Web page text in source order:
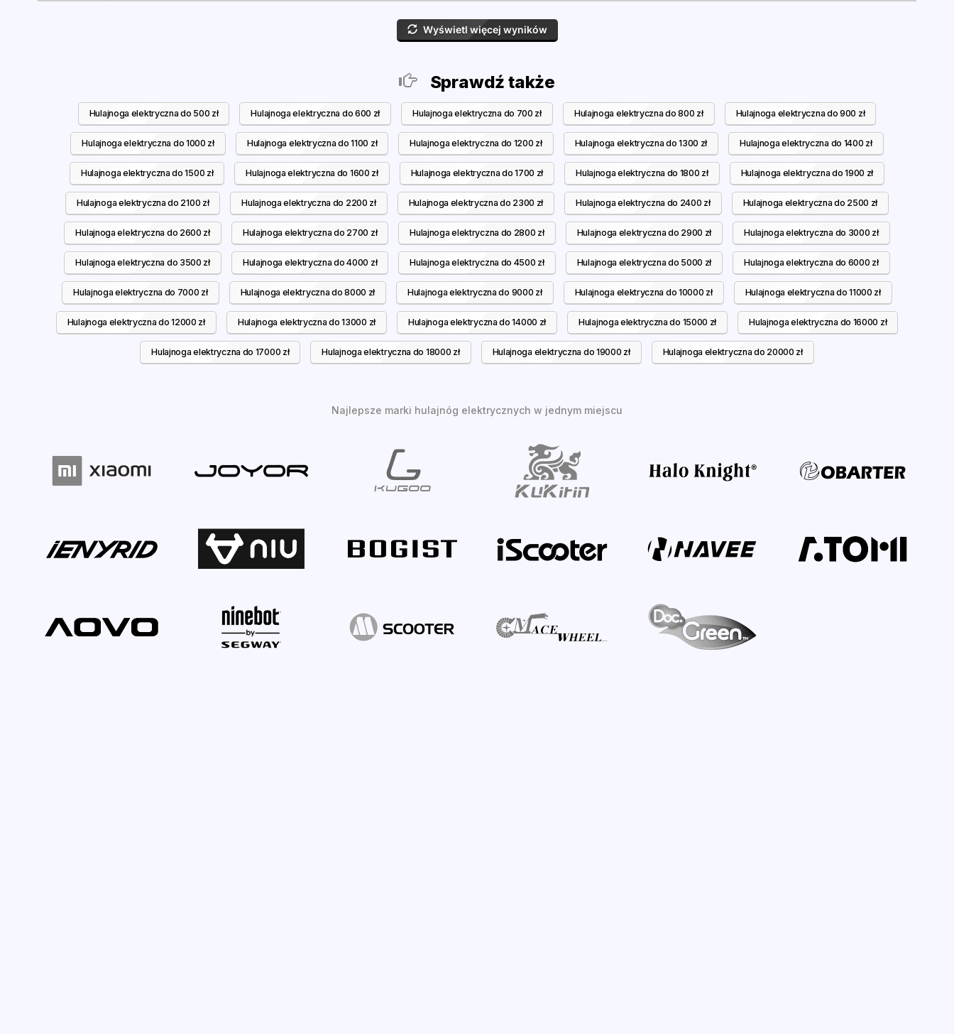
Wyświetl więcej wyników
Sprawdź także
Hulajnoga elektryczna do 500 zł Hulajnoga elektryczna do 600 zł Hulajnoga elektryczna do 700 zł Hulajnoga elektryczna do 800 zł Hulajnoga elektryczna do 900 zł
Hulajnoga elektryczna do 1000 zł Hulajnoga elektryczna do 1100 zł Hulajnoga elektryczna do 1200 zł Hulajnoga elektryczna do 1300 zł Hulajnoga elektryczna do 1400 zł
Hulajnoga elektryczna do 1500 zł Hulajnoga elektryczna do 1600 zł Hulajnoga elektryczna do 1700 zł Hulajnoga elektryczna do 1800 zł Hulajnoga elektryczna do 1900 zł
Hulajnoga elektryczna do 2100 zł Hulajnoga elektryczna do 2200 zł Hulajnoga elektryczna do 2300 zł Hulajnoga elektryczna do 2400 zł Hulajnoga elektryczna do 2500 zł
Hulajnoga elektryczna do 2600 zł Hulajnoga elektryczna do 2700 zł Hulajnoga elektryczna do 2800 zł Hulajnoga elektryczna do 2900 zł Hulajnoga elektryczna do 3000 zł
Hulajnoga elektryczna do 3500 zł Hulajnoga elektryczna do 4000 zł Hulajnoga elektryczna do 4500 zł Hulajnoga elektryczna do 5000 zł Hulajnoga elektryczna do 6000 zł
Hulajnoga elektryczna do 7000 zł Hulajnoga elektryczna do 8000 zł Hulajnoga elektryczna do 9000 zł Hulajnoga elektryczna do 10000 zł Hulajnoga elektryczna do 11000 zł
Hulajnoga elektryczna do 12000 zł Hulajnoga elektryczna do 13000 zł Hulajnoga elektryczna do 14000 zł Hulajnoga elektryczna do 15000 zł Hulajnoga elektryczna do 16000 zł
Hulajnoga elektryczna do 17000 zł Hulajnoga elektryczna do 18000 zł Hulajnoga elektryczna do 19000 zł Hulajnoga elektryczna do 20000 zł
Najlepsze marki hulajnóg elektrycznych w jednym miejscu